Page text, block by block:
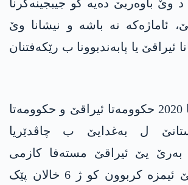
وێ باوەریێ دەیە کو جیبجینەکرنا
ئاماژەکە نە باشە و نیشانا وێ
ئیراقێ یا پابەندبوونا ب رێکەفتنان
رۆژا 9 جۆتمەھا 2020 حکوومەتا ئیراقێ و حکوومەتا
ل بەغدایێ ب چاڤدێریا
بەرێ یێ ئیراقێ مستەفا کازمی
رێکەفتنا شنگالێ ئیمزە کربوون کو ژ 6 خالان پێک